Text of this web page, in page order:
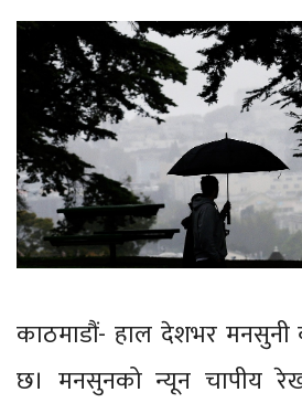
काठमाडौं- हाल देशभर मनसुनी
छ। मनसुनको न्यून चापीय